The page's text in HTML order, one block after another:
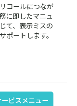
コールにつなが
に即したマニュ
て、表示ミスの
ポートします。
ービスメニュー